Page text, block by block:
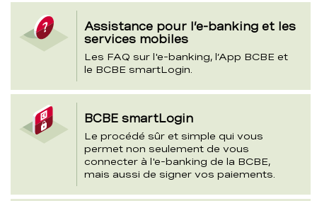
section
de
cartes
de
sujet
Assistance pour l’e-banking et les
services mobiles
Les FAQ sur l'e-banking, l’App BCBE et
le BCBE smartLogin.
BCBE smartLogin
Le procédé sûr et simple qui vous
permet non seulement de vous
connecter à l'e-banking de la BCBE,
mais aussi de signer vos paiements.